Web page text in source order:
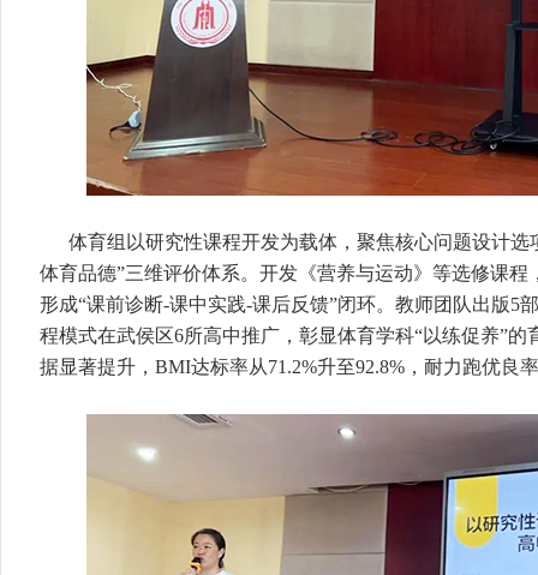
体育组以研究性课程开发为载体，聚焦核心问题设计选
体育品德”三维评价体系。开发《营养与运动》等选修课
形成“课前诊断-课中实践-课后反馈”闭环。教师团队出版5
程模式在武侯区6所高中推广，彰显体育学科“以练促养”的
据显著提升，BMI达标率从71.2%升至92.8%，耐力跑优良